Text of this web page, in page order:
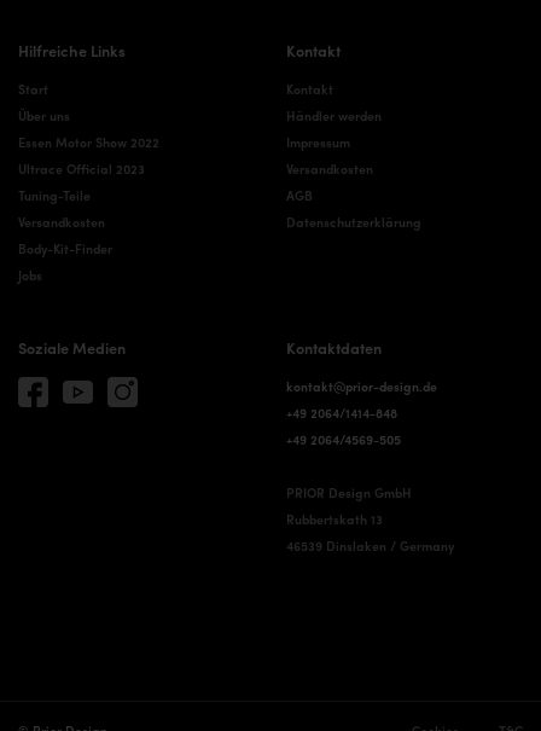
Hilfreiche Links
Start
Über uns
Essen Motor Show 2022
Ultrace Official 2023
Tuning-Teile
Versandkosten
Body-Kit-Finder
Jobs
Kontakt
Kontakt
Händler werden
Impressum
Versandkosten
AGB
Datenschutzerklärung
Soziale Medien Kontaktdaten
kontakt@prior-design.de
+49 2064/1414-848
+49 2064/4569-505
PRIOR Design GmbH
Rubbertskath 13
46539 Dinslaken / Germany